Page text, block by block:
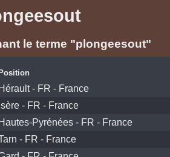
le terme "plongeesout"
Position
Hérault - FR - France
Isère - FR - France
Hautes-Pyrénées - FR - France
- FR - France